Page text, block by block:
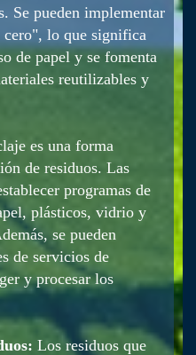
Se pueden implementar
lo que significa
de papel y se fomenta
reutilizables y
es una forma
de residuos. Las
programas de
plásticos, vidrio y
se pueden
de servicios de
y procesar los
Los residuos que